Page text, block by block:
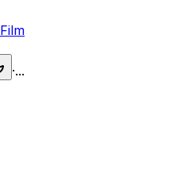
Film
·...